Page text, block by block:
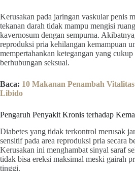
Kerusakan pada jaringan vaskular penis
tekanan darah tidak mampu mengisi
kavernosum dengan sempurna.
reproduksi pria kehilangan kemampuan
mempertahankan ketegangan yang cukup
berhubungan seksual.
Baca: 10 Makanan Penambah
Libido
Pengaruh Penyakit Kronis terhadap
Diabetes yang tidak terkontrol merusak
sensitif pada area reproduksi pria secara
Kerusakan ini menghambat sinyal saraf
tidak bisa ereksi maksimal meski gairah
tinggi.